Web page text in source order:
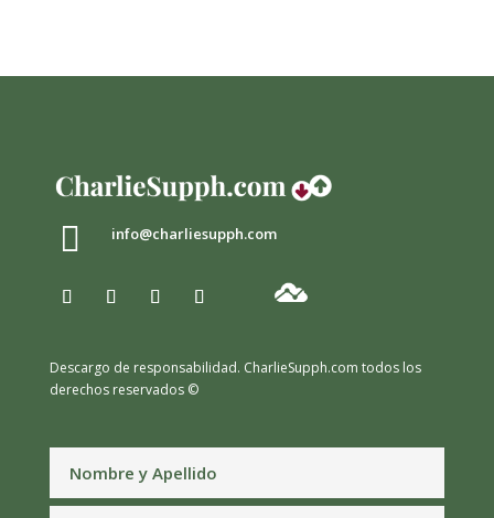
 info@charliesupph.com
Descargo de responsabilidad. CharlieSupph.com todos los
derechos reservados ©